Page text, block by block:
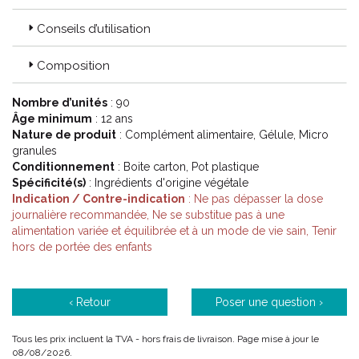
Conseils d’utilisation
Composition
Nombre d’unités : 90
Âge minimum : 12 ans
Nature de produit : Complément alimentaire, Gélule, Micro
granules
Conditionnement : Boite carton, Pot plastique
Spécificité(s) : Ingrédients d'origine végétale
Indication / Contre-indication : Ne pas dépasser la dose
journalière recommandée, Ne se substitue pas à une
alimentation variée et équilibrée et à un mode de vie sain, Tenir
hors de portée des enfants
‹ Retour Poser une question ›
Tous les prix incluent la TVA - hors frais de livraison. Page mise à jour le
08/08/2026.